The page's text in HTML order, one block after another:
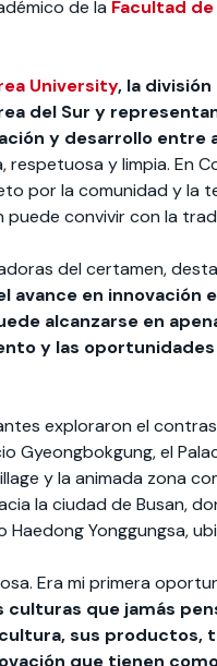
de la Facultad
University, la
del Sur y
y desarrollo entre
y limpia. En
por la comunidad y la
convivir con la
del certamen,
avance en
alcanzarse en
y las
exploraron el
Gyeongbokgung, el
y la animada zona
la ciudad de Busan,
Haedong Yonggungsa,
Era mi primera
que jamás
sus